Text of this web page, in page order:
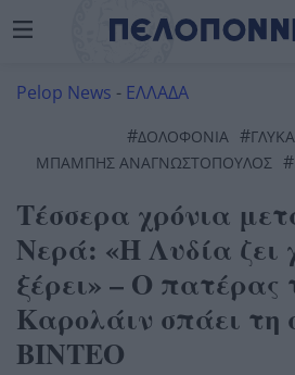
Pelop News - ΕΛΛΑΔΑ
#ΔΟΛΟΦΟΝΊΑ #
ΜΠΆΜΠΗΣ ΑΝΑΓΝΩΣΤΌΠΟΥΛΟΣ #
Τέσσερα χρόνια
Νερά: «Η Λυδία ζει
ξέρει» – Ο πατέρας
Καρολάιν σπάει τη
ΒΙΝΤΕΟ